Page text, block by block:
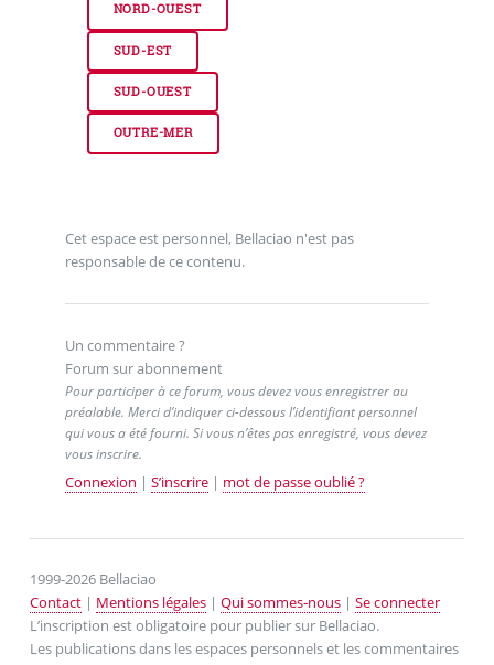
NORD-OUEST
SUD-EST
SUD-OUEST
OUTRE-MER
Cet espace est personnel, Bellaciao n'est pas
responsable de ce contenu.
Un commentaire ?
Forum sur abonnement
Pour participer à ce forum, vous devez vous enregistrer au
préalable. Merci d’indiquer ci-dessous l’identifiant personnel
qui vous a été fourni. Si vous n’êtes pas enregistré, vous devez
vous inscrire.
Connexion | S’inscrire| mot de passe oublié ?
1999-2026 Bellaciao
Contact| Mentions légales| Qui sommes-nous| Se connecter
L’inscription est obligatoire pour publier sur Bellaciao.
Les publications dans les espaces personnels et les commentaires